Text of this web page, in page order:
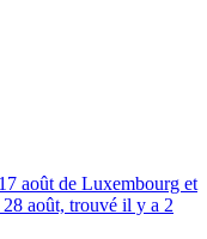
août de Luxembourg et
août, trouvé il y a 2